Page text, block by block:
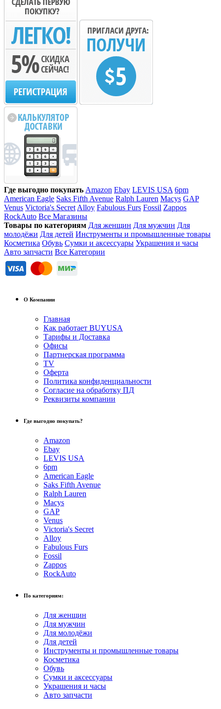
Где выгодно покупать Amazon Ebay LEVIS USA 6pm
American Eagle Saks Fifth Avenue Ralph Lauren Macys GAP
Venus Victoria's Secret Alloy Fabulous Furs Fossil Zappos
RockAuto Все Магазины
Товары по категориям Для женщин Для мужчин Для
молодёжи Для детей Инструменты и промышленные товары
Косметика Обувь Сумки и аксессуары Украшения и часы
Авто запчасти Все Категории
О Компании
Главная
Как работает BUYUSA
Тарифы и Доставка
Офисы
Партнерская программа
TV
Оферта
Политика конфиденциальности
Согласие на обработку ПД
Реквизиты компании
Где выгодно покупать?
Amazon
Ebay
LEVIS USA
6pm
American Eagle
Saks Fifth Avenue
Ralph Lauren
Macys
GAP
Venus
Victoria's Secret
Alloy
Fabulous Furs
Fossil
Zappos
RockAuto
По категориям:
Для женщин
Для мужчин
Для молодёжи
Для детей
Инструменты и промышленные товары
Косметика
Обувь
Сумки и аксессуары
Украшения и часы
Авто запчасти